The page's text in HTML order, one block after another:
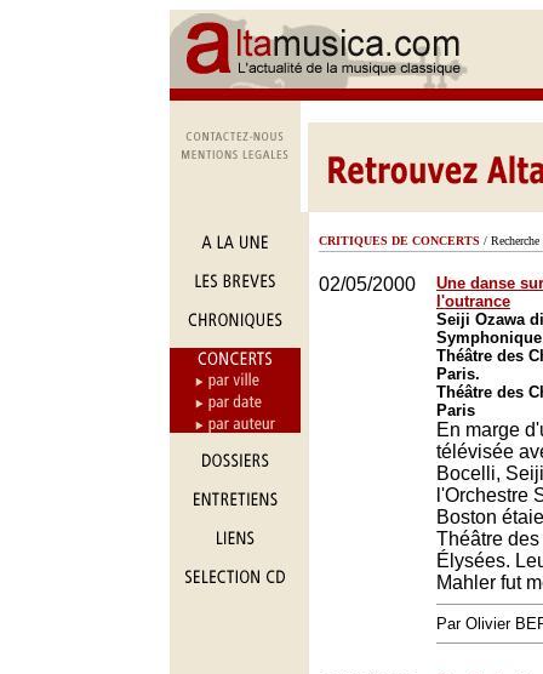
CRITIQUES DE CONCERTS / Recherche
02/05/2000
Une danse
l'outrance
Seiji Ozawa
Théâtre des
Paris.
Théâtre des
Paris
En marge
télévisée
Bocelli,
l'Orchestre
Boston
Théâtre
Élysées.
Mahler fut
Par Olivier